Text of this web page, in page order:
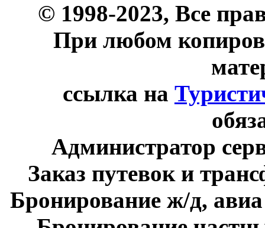
© 1998-2023, Все
При любом
ссылка на
Администратор
Заказ путевок и
Бронирование ж/д,